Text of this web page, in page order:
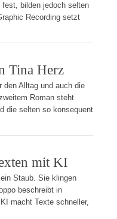
bilden jedoch selten
Recording setzt
Tina Herz
den Alltag und auch die
Roman steht
die selten so konsequent
mit KI
Staub. Sie klingen
beschreibt in
macht Texte schneller,